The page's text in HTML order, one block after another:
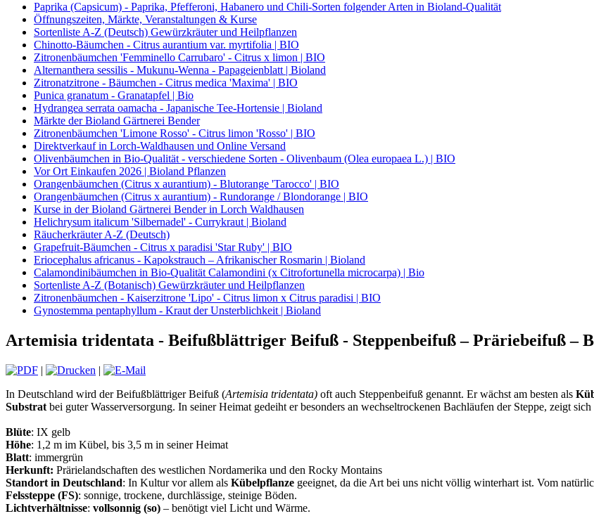
Paprika (Capsicum) - Paprika, Pfefferoni, Habanero und Chili-Sorten folgender Arten in Bioland-Qualität
Öffnungszeiten, Märkte, Veranstaltungen & Kurse
Sortenliste A-Z (Deutsch) Gewürzkräuter und Heilpflanzen
Chinotto-Bäumchen - Citrus aurantium var. myrtifolia | BIO
Zitronenbäumchen 'Femminello Carrubaro' - Citrus x limon | BIO
Alternanthera sessilis - Mukunu-Wenna - Papageienblatt | Bioland
Zitronatzitrone - Bäumchen - Citrus medica 'Maxima' | BIO
Punica granatum - Granatapfel | Bio
Hydrangea serrata oamacha - Japanische Tee-Hortensie | Bioland
Märkte der Bioland Gärtnerei Bender
Zitronenbäumchen 'Limone Rosso' - Citrus limon 'Rosso' | BIO
Direktverkauf in Lorch-Waldhausen und Online Versand
Olivenbäumchen in Bio-Qualität - verschiedene Sorten - Olivenbaum (Olea europaea L.) | BIO
Vor Ort Einkaufen 2026 | Bioland Pflanzen
Orangenbäumchen (Citrus x aurantium) - Blutorange 'Tarocco' | BIO
Orangenbäumchen (Citrus x aurantium) - Rundorange / Blondorange | BIO
Kurse in der Bioland Gärtnerei Bender in Lorch Waldhausen
Helichrysum italicum 'Silbernadel' - Currykraut | Bioland
Räucherkräuter A-Z (Deutsch)
Grapefruit-Bäumchen - Citrus x paradisi 'Star Ruby' | BIO
Eriocephalus africanus - Kapokstrauch – Afrikanischer Rosmarin | Bioland
Calamondinibäumchen in Bio-Qualität Calamondini (x Citrofortunella microcarpa) | Bio
Sortenliste A-Z (Botanisch) Gewürzkräuter und Heilpflanzen
Zitronenbäumchen - Kaiserzitrone 'Lipo' - Citrus limon x Citrus paradisi | BIO
Gynostemma pentaphyllum - Kraut der Unsterblichkeit | Bioland
Artemisia tridentata - Beifußblättriger Beifuß - Steppenbeifuß – Präriebeifuß –
|
|
In Deutschland wird der Beifußblättriger Beifuß (Artemisia tridentata) oft auch Steppenbeifuß genannt. Er wächst am besten als
Substrat bei guter Wasserversorgung. In seiner Heimat gedeiht er besonders an wechseltrockenen Bachläufen der Steppe, zeigt
Blüte: IX gelb
Höhe: 1,2 m im Kübel, bis 3,5 m in seiner Heimat
Blatt: immergrün
Herkunft: Prärielandschaften des westlichen Nordamerika und den Rocky Montains
Standort in Deutschland: In Kultur vor allem als Kübelpflanze geeignet, da die Art bei uns nicht völlig winterhart ist. Vom
Felssteppe (FS): sonnige, trockene, durchlässige, steinige Böden.
Lichtverhältnisse: vollsonnig (so) – benötigt viel Licht und Wärme.